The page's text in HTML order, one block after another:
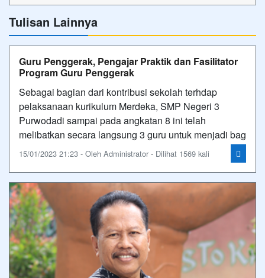
Tulisan Lainnya
Guru Penggerak, Pengajar Praktik dan Fasilitator
Program Guru Penggerak
Sebagai bagian dari kontribusi sekolah terhdap
pelaksanaan kurikulum Merdeka, SMP Negeri 3
Purwodadi sampai pada angkatan 8 ini telah
melibatkan secara langsung 3 guru untuk menjadi bag
15/01/2023 21:23 - Oleh Administrator - Dilihat 1569 kali